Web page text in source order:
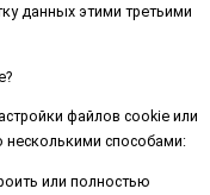
данных этими третьими
файлов cookie или
несколькими способами:
или полностью